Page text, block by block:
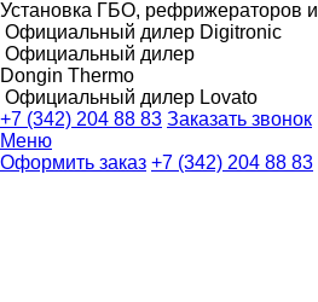
Установка ГБО, рефрижераторов
Официальный дилер Digitronic
Официальный дилер
Dongin Thermo
Официальный дилер Lovato
+7 (342) 204 88 83 Заказать звонок
Меню
Оформить заказ +7 (342) 204 88 83